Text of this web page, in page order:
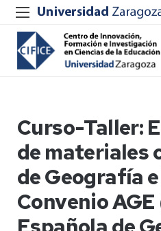
Curso-Taller:
de materiales
de Geografía
Convenio